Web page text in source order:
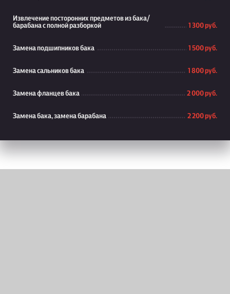
Извлечение посторонних предметов из бака/
барабана с полной разборкой
1 300 руб.
Замена подшипников бака 1 500 руб.
Замена сальников бака 1 800 руб.
Замена фланцев бака 2 000 руб.
Замена бака, замена барабана 2 200 руб.